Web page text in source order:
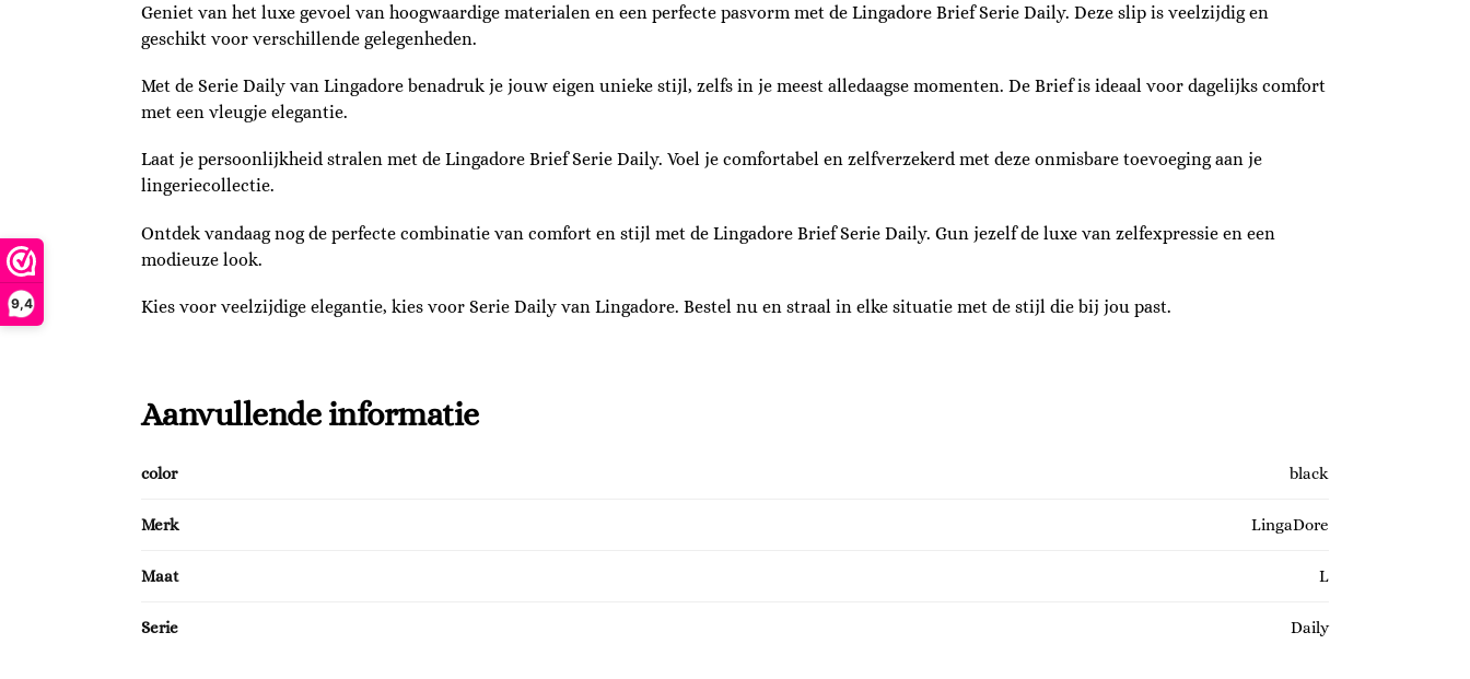
9,4
Geniet van het luxe gevoel van hoogwaardige materialen en een perfecte pasvorm met de Lingadore Brief Serie Daily. Deze slip is veelzijdig en
geschikt voor verschillende gelegenheden.
Met de Serie Daily van Lingadore benadruk je jouw eigen unieke stijl, zelfs in je meest alledaagse momenten. De Brief is ideaal voor dagelijks comfort
met een vleugje elegantie.
Laat je persoonlijkheid stralen met de Lingadore Brief Serie Daily. Voel je comfortabel en zelfverzekerd met deze onmisbare toevoeging aan je
lingeriecollectie.
Ontdek vandaag nog de perfecte combinatie van comfort en stijl met de Lingadore Brief Serie Daily. Gun jezelf de luxe van zelfexpressie en een
modieuze look.
Kies voor veelzijdige elegantie, kies voor Serie Daily van Lingadore. Bestel nu en straal in elke situatie met de stijl die bij jou past.
Aanvullende informatie
color black
Merk LingaDore
Maat L
Serie Daily